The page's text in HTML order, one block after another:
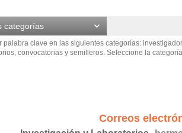
categorías
palabra clave en las siguientes categorías:
convocatorias y semilleros. Seleccione la
Correos